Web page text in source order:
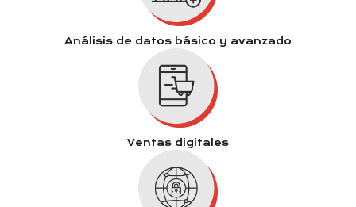
Análisis de datos básico y avanzado
Ventas digitales